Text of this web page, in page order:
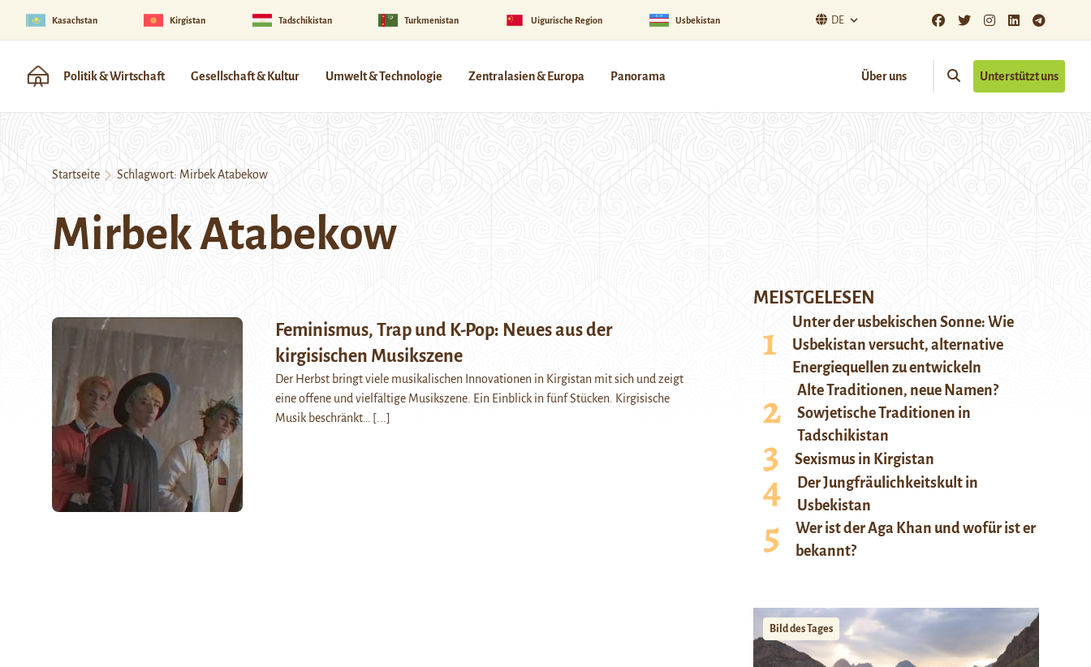
Kasachstan Kirgistan Tadschikistan Turkmenistan Uigurische Region Usbekistan DE
Politik & Wirtschaft Gesellschaft & Kultur Umwelt & Technologie Zentralasien & Europa Panorama Über uns Unterstützt uns
Startseite Schlagwort: Mirbek Atabekow
Mirbek Atabekow
Feminismus, Trap und K-Pop: Neues aus der
kirgisischen Musikszene
Der Herbst bringt viele musikalischen Innovationen in Kirgistan mit sich und zeigt
eine offene und vielfältige Musikszene. Ein Einblick in fünf Stücken. Kirgisische
Musik beschränkt…
[...]
MEISTGELESEN
Unter der usbekischen Sonne: Wie
Usbekistan versucht, alternative
Energiequellen zu entwickeln
Alte Traditionen, neue Namen?
Sowjetische Traditionen in
Tadschikistan
Sexismus in Kirgistan
Der Jungfräulichkeitskult in
Usbekistan
Wer ist der Aga Khan und wofür ist er
bekannt?
Bild des Tages